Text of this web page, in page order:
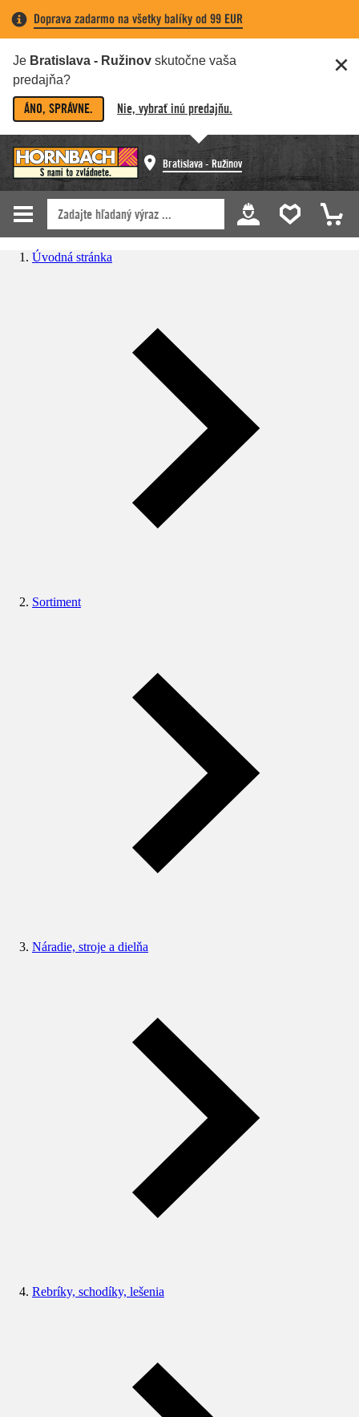
Doprava zadarmo na všetky balíky od 99 EUR
Je Bratislava - Ružinov skutočne vaša
predajňa?
ÁNO, SPRÁVNE. Nie, vybrať inú predajňu.
Bratislava - Ružinov
Úvodná stránka
Sortiment
Náradie, stroje a dielňa
Rebríky, schodíky, lešenia